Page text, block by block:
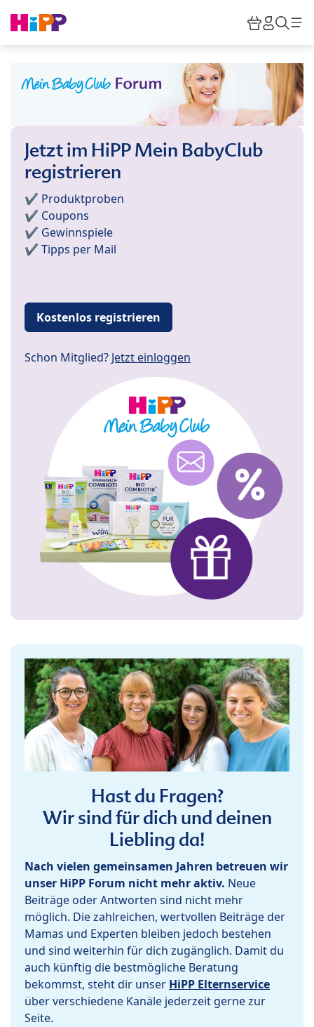
HiPP
Jetzt im HiPP Mein BabyClub
registrieren
✔️ Produktproben
✔️ Coupons
✔️ Gewinnspiele
✔️ Tipps per Mail
Kostenlos registrieren
Schon Mitglied? Jetzt einloggen
Hast du Fragen?
Wir sind für dich und deinen
Liebling da!
Nach vielen gemeinsamen Jahren betreuen wir
unser HiPP Forum nicht mehr aktiv. Neue
Beiträge oder Antworten sind nicht mehr
möglich. Die zahlreichen, wertvollen Beiträge der
Mamas und Experten bleiben jedoch bestehen
und sind weiterhin für dich zugänglich. Damit du
auch künftig die bestmögliche Beratung
bekommst, steht dir unser HiPP Elternservice
über verschiedene Kanäle jederzeit gerne zur
Seite.